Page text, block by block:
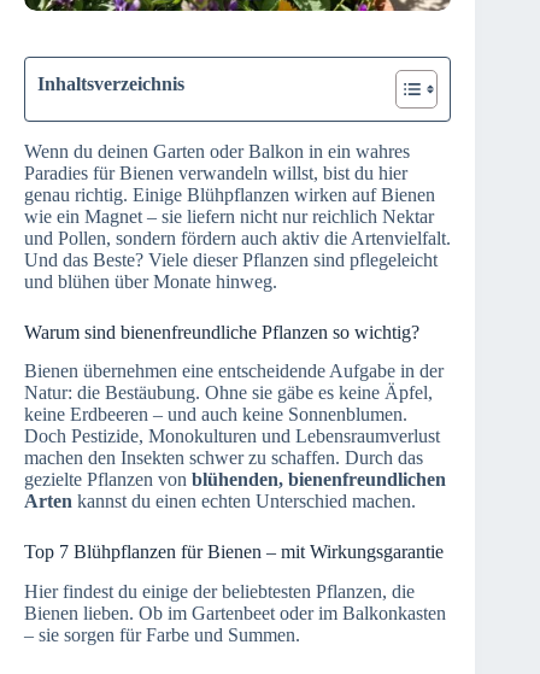
Inhaltsverzeichnis
Wenn du deinen Garten oder Balkon in ein wahres
Paradies für Bienen verwandeln willst, bist du hier
genau richtig. Einige Blühpflanzen wirken auf Bienen
wie ein Magnet – sie liefern nicht nur reichlich Nektar
und Pollen, sondern fördern auch aktiv die Artenvielfalt.
Und das Beste? Viele dieser Pflanzen sind pflegeleicht
und blühen über Monate hinweg.
Warum sind bienenfreundliche Pflanzen so wichtig?
Bienen übernehmen eine entscheidende Aufgabe in der
Natur: die Bestäubung. Ohne sie gäbe es keine Äpfel,
keine Erdbeeren – und auch keine Sonnenblumen.
Doch Pestizide, Monokulturen und Lebensraumverlust
machen den Insekten schwer zu schaffen. Durch das
gezielte Pflanzen von blühenden, bienenfreundlichen
Arten kannst du einen echten Unterschied machen.
Top 7 Blühpflanzen für Bienen – mit Wirkungsgarantie
Hier findest du einige der beliebtesten Pflanzen, die
Bienen lieben. Ob im Gartenbeet oder im Balkonkasten
– sie sorgen für Farbe und Summen.